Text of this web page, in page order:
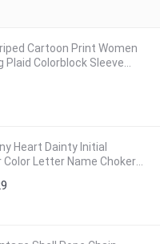
Cartoon Print Women
Plaid Colorblock Sleeve
Pieces Daily Top
Heart Dainty Initial
Color Letter Name Choker